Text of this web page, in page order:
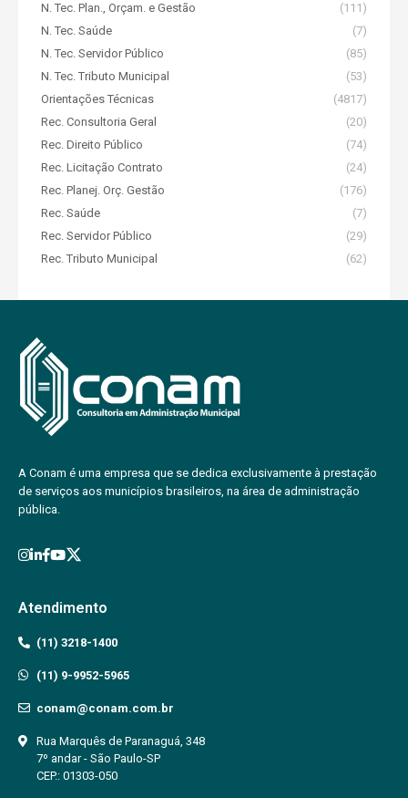
N. Tec. Plan., Orçam. e Gestão
(111)
N. Tec. Saúde
(7)
N. Tec. Servidor Público
(85)
N. Tec. Tributo Municipal
(53)
Orientações Técnicas
(4817)
Rec. Consultoria Geral
(20)
Rec. Direito Público
(74)
Rec. Licitação Contrato
(24)
Rec. Planej. Orç. Gestão
(176)
Rec. Saúde
(7)
Rec. Servidor Público
(29)
Rec. Tributo Municipal
(62)
A Conam é uma empresa que se dedica exclusivamente à prestação
de serviços aos municípios brasileiros, na área de administração
pública.
Atendimento
(11) 3218-1400
(11) 9-9952-5965
conam@conam.com.br
Rua Marquês de Paranaguá, 348
7º andar - São Paulo-SP
CEP.: 01303-050